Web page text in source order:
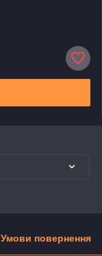
Умови повернення